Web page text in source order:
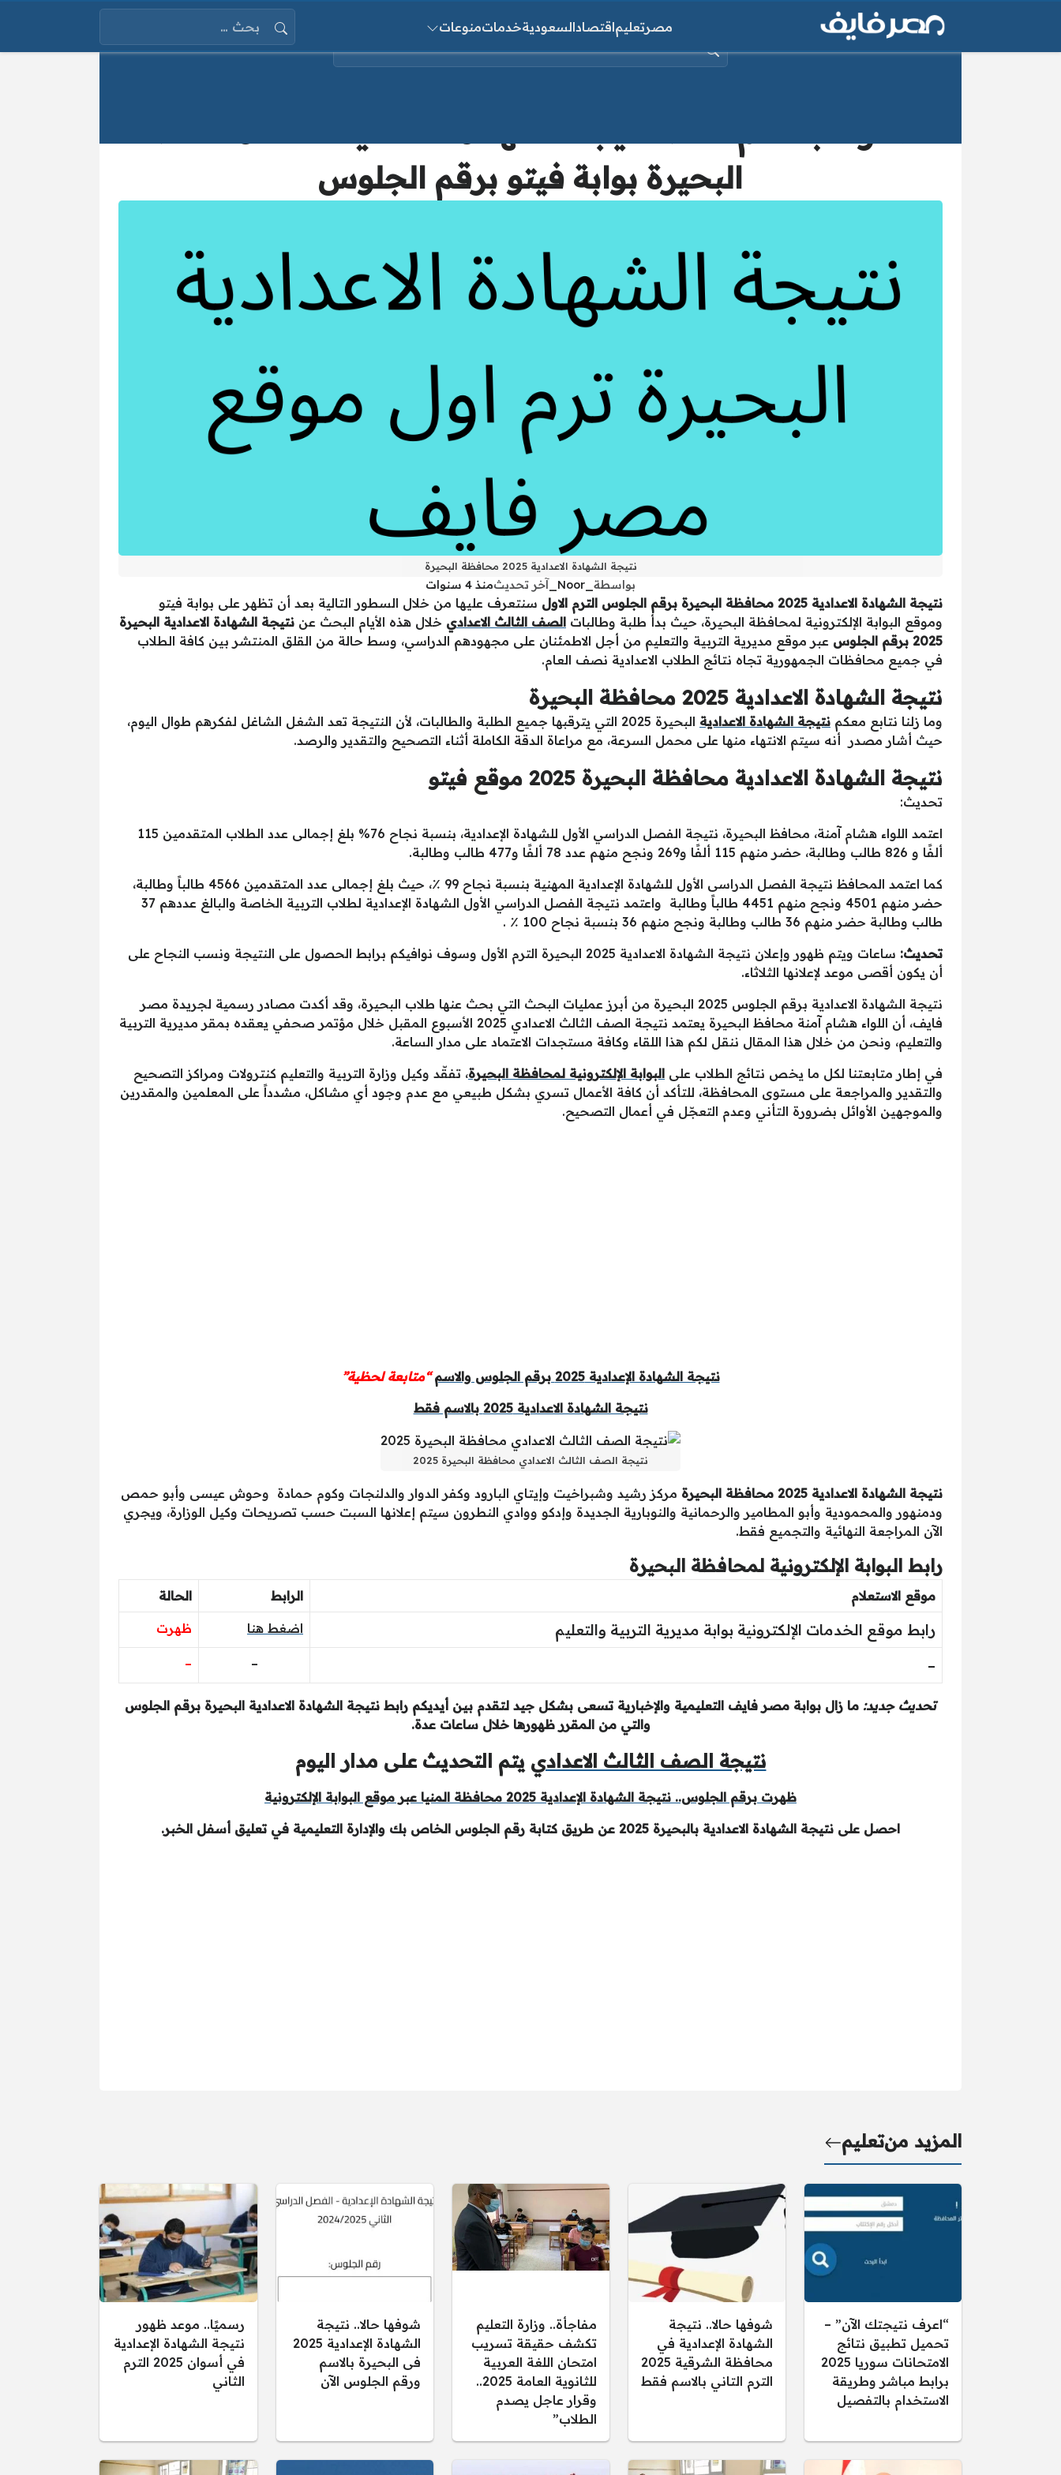
مصرتعليماقتصادالسعوديةخدماتمنوعات
البحث عن:
البحيرة بوابة فيتو برقم الجلوس
نتيجة الشهادة الاعدادية 2025 محافظة البحيرة
بواسطة آخر تحديثمنذ 4 سنوات
نتيجة الشهادة الاعدادية 2025 محافظة البحيرة برقم الجلوس الترم الاول
سنتعرف عليها من خلال السطور التالية بعد أن تظهر على بوابة فيتو
وموقع البوابة الإلكترونية لمحافظة البحيرة، حيث بدأ طلبة وطالبات الصف الثالث الاعدادي خلال هذه الأيام البحث عن نتيجة الشهادة الاعدادية البحيرة
2025 برقم الجلوس
عبر موقع مديرية التربية والتعليم من أجل الاطمئنان على مجهودهم الدراسي، وسط حالة من القلق المنتشر بين كافة الطلاب
في جميع محافظات الجمهورية تجاه نتائج الطلاب الاعدادية نصف العام.
نتيجة الشهادة الاعدادية 2025 محافظة البحيرة
وما زلنا نتابع معكم نتيجة الشهادة الاعدادية
البحيرة 2025 التي يترقبها جميع الطلبة والطالبات، لأن النتيجة تعد الشغل الشاغل لفكرهم طوال اليوم،
حيث أشار مصدر أنه سيتم الانتهاء منها على محمل السرعة، مع مراعاة الدقة الكاملة أثناء التصحيح والتقدير والرصد.
نتيجة الشهادة الاعدادية محافظة البحيرة 2025 موقع فيتو
تحديث:
اعتمد اللواء هشام آمنة، محافظ البحيرة، نتيجة الفصل الدراسي الأول للشهادة الإعدادية، بنسبة نجاح 76% بلغ إجمالى عدد الطلاب المتقدمين 115
ألفًا و 826 طالب وطالبة، حضر منهم 115 ألفًا و269 ونجح منهم عدد 78 ألفًا و477 طالب وطالبة.
كما اعتمد المحافظ نتيجة الفصل الدراسى الأول للشهادة الإعدادية المهنية بنسبة نجاح 99 ٪، حيث بلغ إجمالى عدد المتقدمين 4566 طالباً وطالبة،
حضر منهم 4501 ونجح منهم 4451 طالباً وطالبة واعتمد نتيجة الفصل الدراسي الأول الشهادة الإعدادية لطلاب التربية الخاصة والبالغ عددهم 37
طالب وطالبة حضر منهم 36 طالب وطالبة ونجح منهم 36 بنسبة نجاح 100 ٪ .
تحديث:
ساعات ويتم ظهور وإعلان نتيجة الشهادة الاعدادية 2025 البحيرة الترم الأول وسوف نوافيكم برابط الحصول على النتيجة ونسب النجاح على
أن يكون أقصى موعد لإعلانها الثلاثاء.
نتيجة الشهادة الاعدادية برقم الجلوس 2025 البحيرة من أبرز عمليات البحث التي بحث عنها طلاب البحيرة، وقد أكدت مصادر رسمية لجريدة مصر
فايف، أن اللواء هشام آمنة محافظ البحيرة يعتمد نتيجة الصف الثالث الاعدادي 2025 الأسبوع المقبل خلال مؤتمر صحفي يعقده بمقر مديرية التربية
والتعليم، ونحن من خلال هذا المقال ننقل لكم هذا اللقاء وكافة مستجدات الاعتماد على مدار الساعة.
في إطار متابعتنا لكل ما يخص نتائج الطلاب على البوابة الإلكترونية لمحافظة البحيرة، تفقّد وكيل وزارة التربية والتعليم كنترولات ومراكز التصحيح
والتقدير والمراجعة على مستوى المحافظة، للتأكد أن كافة الأعمال تسري بشكل طبيعي مع عدم وجود أي مشاكل، مشدداً على المعلمين والمقدرين
والموجهين الأوائل بضرورة التأني وعدم التعجّل في أعمال التصحيح.
نتيجة الشهادة الإعدادية 2025 برقم الجلوس والاسم
“متابعة لحظية”
نتيجة الشهادة الاعدادية 2025 بالاسم فقط
نتيجة الصف الثالث الاعدادي محافظة البحيرة 2025
نتيجة الشهادة الاعدادية 2025 محافظة البحيرة
مركز رشيد وشبراخيت وإيتاي البارود وكفر الدوار والدلنجات وكوم حمادة وحوش عيسى وأبو حمص
ودمنهور والمحمودية وأبو المطامير والرحمانية والنوبارية الجديدة وإدكو ووادي النطرون سيتم إعلانها السبت حسب تصريحات وكيل الوزارة، ويجري
الآن المراجعة النهائية والتجميع فقط.
رابط البوابة الإلكترونية لمحافظة البحيرة
موقع الاستعلام الرابط الحالة
رابط موقع الخدمات الإلكترونية بوابة مديرية التربية والتعليم اضغط هنا ظهرت
–
–
–
تحديث جديد: ما زال بوابة مصر فايف التعليمية والإخبارية تسعى بشكل جيد لتقدم بين أيديكم رابط نتيجة الشهادة الاعدادية البحيرة برقم الجلوس
والتي من المقرر ظهورها خلال ساعات عدة.
نتيجة الصف الثالث الاعدادي يتم التحديث على مدار اليوم
ظهرت برقم الجلوس.. نتيجة الشهادة الإعدادية 2025 محافظة المنيا عبر موقع البوابة الإلكترونية
احصل على نتيجة الشهادة الاعدادية بالبحيرة 2025 عن طريق كتابة رقم الجلوس الخاص بك والإدارة التعليمية في تعليق أسفل الخبر.
المزيد منتعليم
“اعرف نتيجتك الآن” –
تحميل تطبيق نتائج
الامتحانات سوريا 2025
برابط مباشر وطريقة
الاستخدام بالتفصيل
شوفها حالا.. نتيجة
الشهادة الإعدادية في
محافظة الشرقية 2025
الترم التاني بالاسم فقط
مفاجأة.. وزارة التعليم
تكشف حقيقة تسريب
امتحان اللغة العربية
للثانوية العامة 2025..
وقرار عاجل يصدم
الطلاب”
شوفها حالا.. نتيجة
الشهادة الإعدادية 2025
فى البحيرة بالاسم
ورقم الجلوس الآن
رسميًا.. موعد ظهور
نتيجة الشهادة الإعدادية
في أسوان 2025 الترم
الثاني